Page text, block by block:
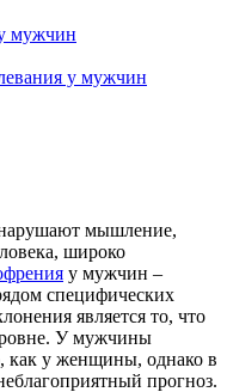
мужчин
у мужчин
нарушают мышление,
широко
у мужчин –
специфических
является то, что
У мужчины
как у женщины, однако в
прогноз.